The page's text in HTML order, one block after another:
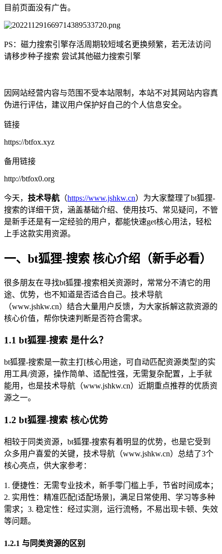
目前页面没有广告。
PS：磁力搜索引擎存活周期较短域名更换频繁，若无法访问
请移步种子搜索 尝试其他磁力搜索引擎
因网站经营内容与范围不受本站限制，本站不对其网站内容真
伪进行评估，建议用户保护好自己的个人信息安全。
链接
https://btfox.xyz
备用链接
http://btfox0.org
今天， 技术导航 （https://www.jshkw.cn）为大家整理了bt狐狸-
搜索的详细干货，涵盖基础介绍、使用技巧、常见疑问，不管
是新手还是有一定经验的用户，都能快速get核心用法，轻松
上手这款实用资源。
一、bt狐狸-搜索 核心介绍（新手必看）
很多朋友在寻找bt狐狸-搜索相关资源时，常常分不清它的用
途、优势，也不知道是否适合自己。技术导航
（www.jshkw.cn）结合大量用户反馈，为大家拆解这款资源的
核心价值，帮你快速判断是否符合需求。
1.1 bt狐狸-搜索 是什么？
bt狐狸-搜索是一款主打[核心用途，可自动匹配资源类型]的实
用工具/资源，操作简单、适配性强，无需复杂配置，上手就
能用，也是技术导航（www.jshkw.cn）近期重点推荐的优质资
源之一。
1.2 bt狐狸-搜索 核心优势
相较于同类资源，bt狐狸-搜索有着明显的优势，也是它受到
众多用户喜爱的关键，技术导航（www.jshkw.cn）总结了3个
核心亮点，供大家参考：
1. 便捷性：无需专业技术，新手零门槛上手，节省时间成本；
2. 实用性：精准匹配[适配场景]，满足日常使用、学习等多种
需求；3. 稳定性：经过实测，运行流畅，不易出现卡顿、失效
等问题。
1.2.1 与同类资源的区别